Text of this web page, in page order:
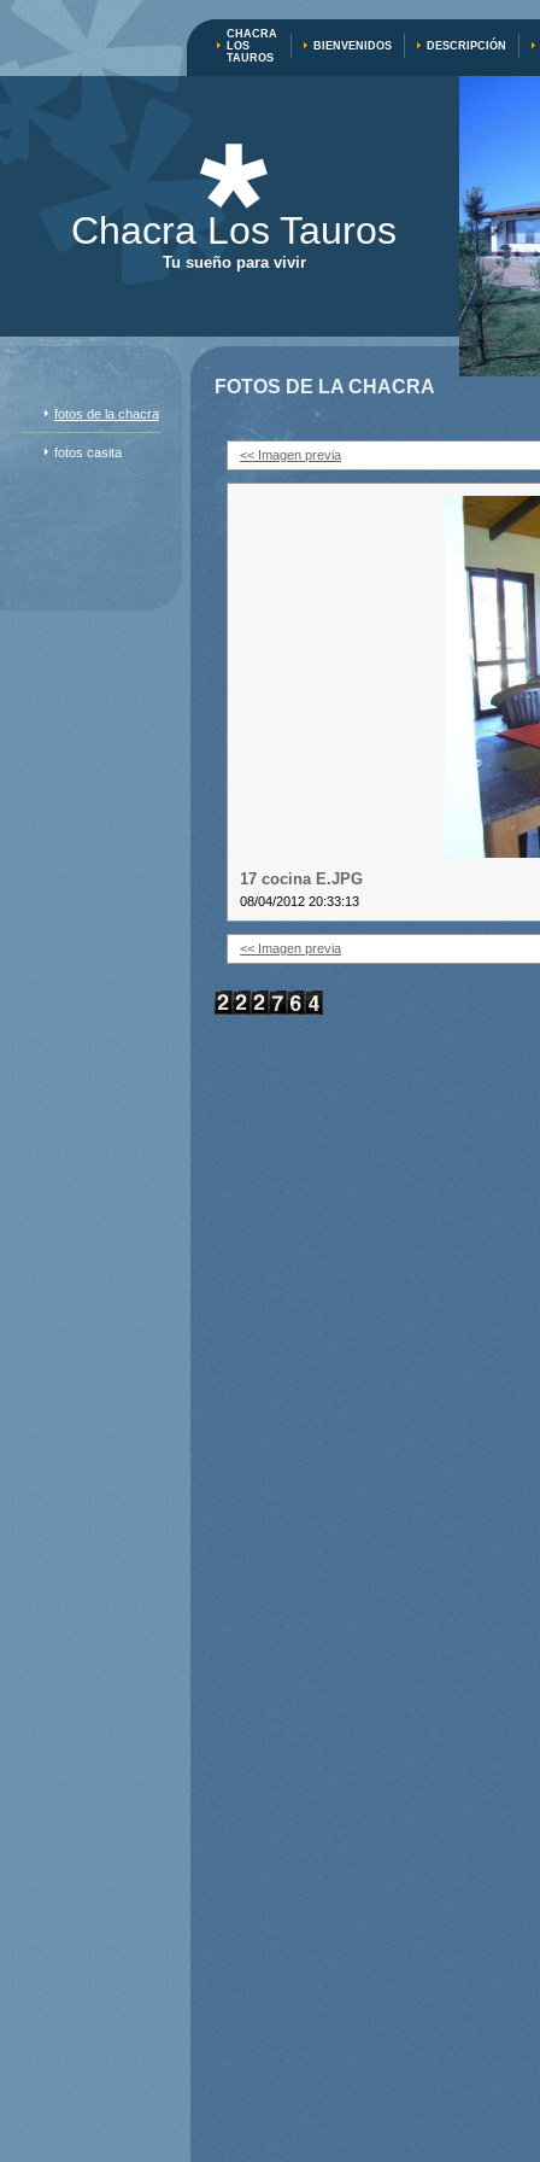
CHACRA
LOS
TAUROS
BIENVENIDOS DESCRIPCIÓN
Chacra Los Tauros
Tu sueño para vivir
fotos de la chacra
fotos casita
FOTOS DE LA CHACRA
<< Imagen previa
17 cocina E.JPG
08/04/2012 20:33:13
<< Imagen previa